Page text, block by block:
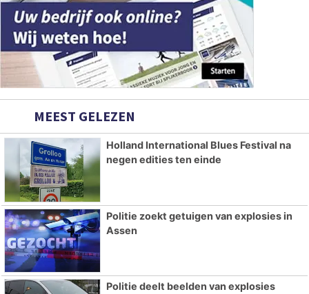
MEEST GELEZEN
Holland International Blues Festival na
negen edities ten einde
Politie zoekt getuigen van explosies in
Assen
Politie deelt beelden van explosies